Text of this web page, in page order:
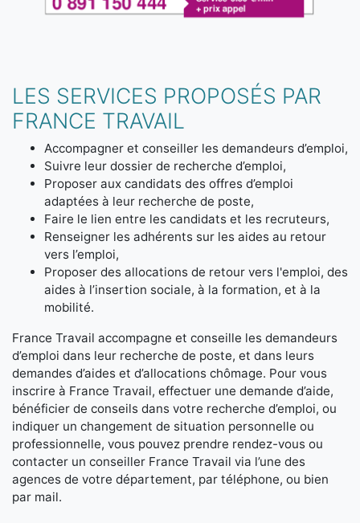
LES SERVICES PROPOSÉS PAR
FRANCE TRAVAIL
Accompagner et conseiller les demandeurs d’emploi,
Suivre leur dossier de recherche d’emploi,
Proposer aux candidats des offres d’emploi
adaptées à leur recherche de poste,
Faire le lien entre les candidats et les recruteurs,
Renseigner les adhérents sur les aides au retour
vers l’emploi,
Proposer des allocations de retour vers l'emploi, des
aides à l’insertion sociale, à la formation, et à la
mobilité.
France Travail accompagne et conseille les demandeurs
d’emploi dans leur recherche de poste, et dans leurs
demandes d’aides et d’allocations chômage. Pour vous
inscrire à France Travail, effectuer une demande d’aide,
bénéficier de conseils dans votre recherche d’emploi, ou
indiquer un changement de situation personnelle ou
professionnelle, vous pouvez prendre rendez-vous ou
contacter un conseiller France Travail via l’une des
agences de votre département, par téléphone, ou bien
par mail.